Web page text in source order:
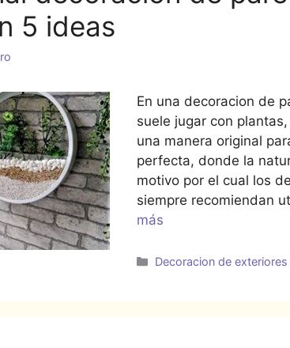
5 ideas
En una decoracion de
suele jugar con
una manera original
perfecta, donde la
motivo por el cual los
siempre recomiendan
más
Categorías
Decoracion de exteriores